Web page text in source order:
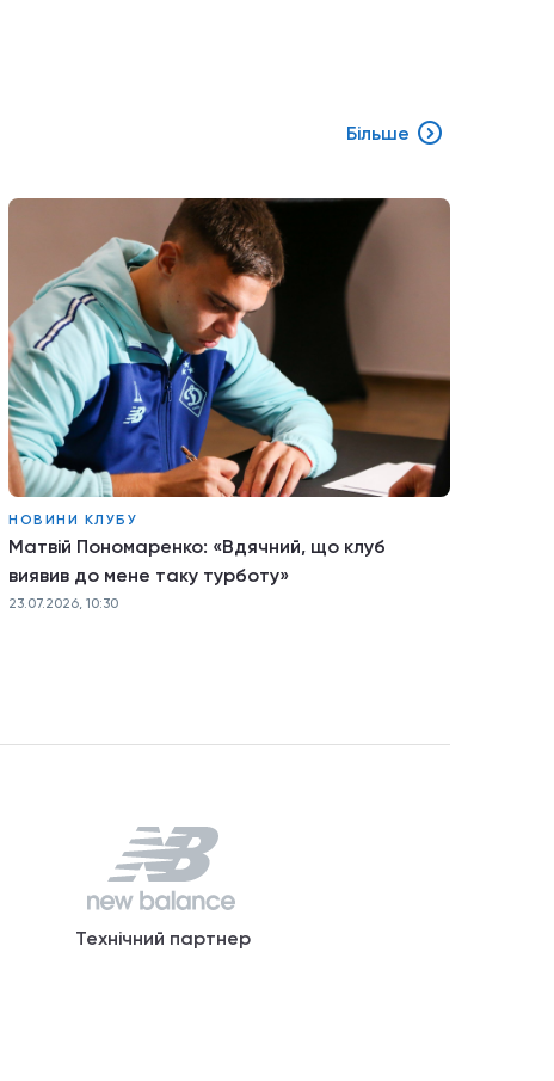
Більше
НОВИНИ КЛУБУ
Матвій Пономаренко: «Вдячний, що клуб
виявив до мене таку турботу»
23.07.2026, 10:30
Технічний партнер